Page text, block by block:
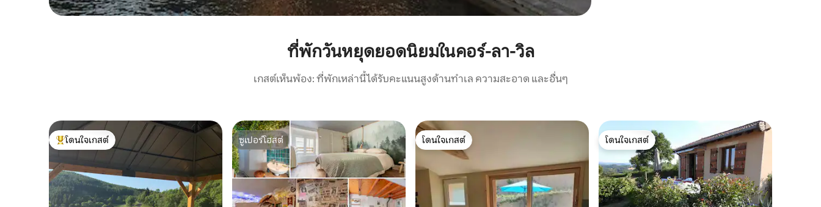
ที่พักวันหยุดยอดนิยมในคอร์-ลา-วิล
เกสต์เห็นพ้อง: ที่พักเหล่านี้ได้รับคะแนนสูงด้านทำเล ความสะอาด และอื่นๆ
โดนใจเกสต์ที่สุด
โดนใจเกสต์
ซูเปอร์โฮสต์
ซูเปอร์โฮสต์
โดนใจเกสต์
โดนใจเกสต์
โดนใจเกสต์
โดนใจเกสต์